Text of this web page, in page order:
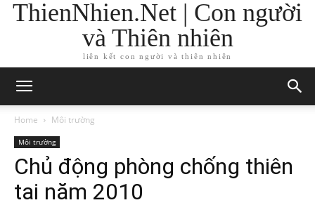
ThienNhien.Net | Con người
và Thiên nhiên
liên kết con người và thiên nhiên
Home Môi trường
Môi trường
Chủ động phòng chống thiên
tai năm 2010